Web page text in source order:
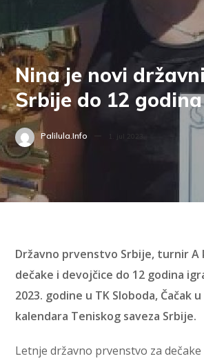
Nina je novi
Srbije do 12 godina
Palilula.info 1. jul 2023.
Državno prvenstvo Srbije, turnir A
dečake i devojčice do 12 godina
2023. godine u TK Sloboda, Čačak
kalendara Teniskog saveza Srbije.
Letnje državno prvenstvo za dečake